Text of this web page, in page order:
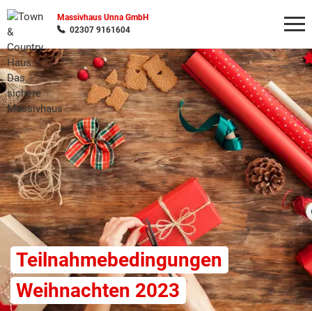
Massivhaus Unna GmbH
02307 9161604
Teilnahmebedingungen
Weihnachten 2023
Wonach möchten Sie suchen?